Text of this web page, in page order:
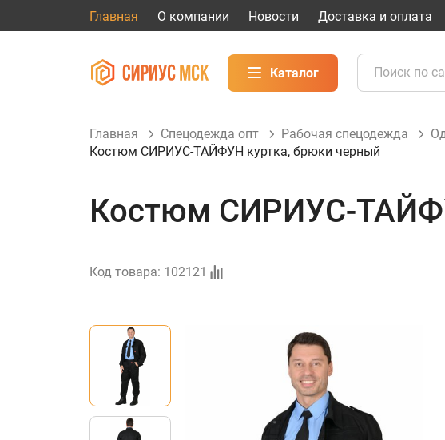
Главная О компании Новости Доставка и оплата
Каталог
Главная Спецодежда опт Рабочая спецодежда
Костюм СИРИУС-ТАЙФУН куртка, брюки черный
Костюм СИРИУС-
Код товара: 102121